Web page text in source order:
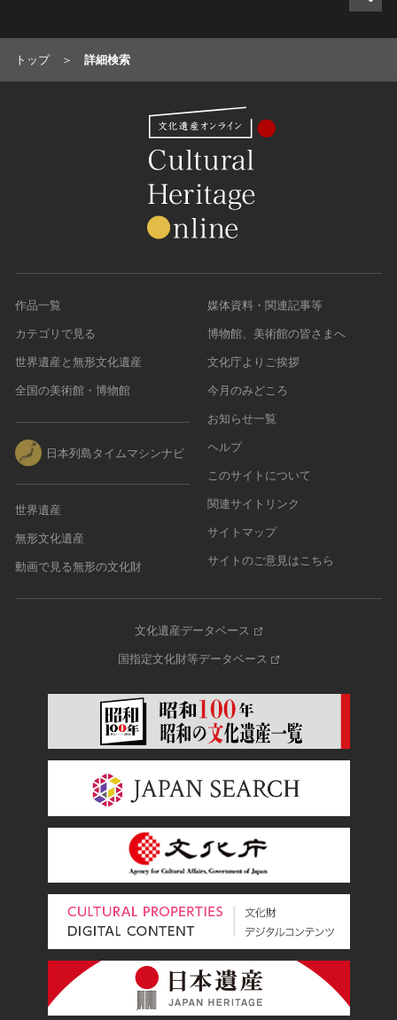
トップ 詳細検索
作品一覧
カテゴリで見る
世界遺産と無形文化遺産
全国の美術館・博物館
日本列島タイムマシンナビ
世界遺産
無形文化遺産
動画で見る無形の文化財
媒体資料・関連記事等
博物館、美術館の皆さまへ
文化庁よりご挨拶
今月のみどころ
お知らせ一覧
ヘルプ
このサイトについて
関連サイトリンク
サイトマップ
サイトのご意見はこちら
文化遺産データベース
国指定文化財等データベース